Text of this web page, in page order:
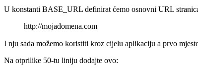
U konstanti BASE_URL definirat ćemo osnovni URL
http://mojadomena.com
I nju sada možemo koristiti kroz cijelu aplikaciju a prvo
Na otprilike 50-tu liniju dodajte ovo: